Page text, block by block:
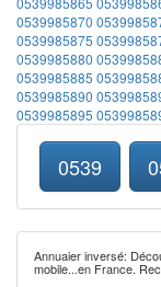
0539985870
0539985875
0539985880
0539985885
0539985890
0539985895
0539
Annuaier inversé:
mobile...en France.